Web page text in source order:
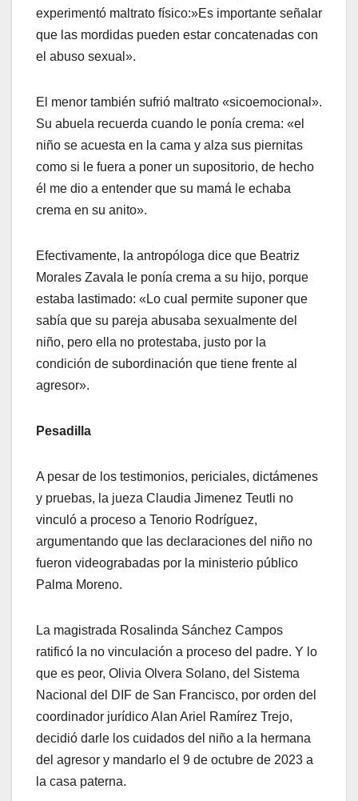
experimentó maltrato físico:»Es importante señalar
que las mordidas pueden estar concatenadas con
el abuso sexual».
El menor también sufrió maltrato «sicoemocional».
Su abuela recuerda cuando le ponía crema: «el
niño se acuesta en la cama y alza sus piernitas
como si le fuera a poner un supositorio, de hecho
él me dio a entender que su mamá le echaba
crema en su anito».
Efectivamente, la antropóloga dice que Beatriz
Morales Zavala le ponía crema a su hijo, porque
estaba lastimado: «Lo cual permite suponer que
sabía que su pareja abusaba sexualmente del
niño, pero ella no protestaba, justo por la
condición de subordinación que tiene frente al
agresor».
Pesadilla
A pesar de los testimonios, periciales, dictámenes
y pruebas, la jueza Claudia Jimenez Teutli no
vinculó a proceso a Tenorio Rodríguez,
argumentando que las declaraciones del niño no
fueron videograbadas por la ministerio público
Palma Moreno.
La magistrada Rosalinda Sánchez Campos
ratificó la no vinculación a proceso del padre. Y lo
que es peor, Olivia Olvera Solano, del Sistema
Nacional del DIF de San Francisco, por orden del
coordinador jurídico Alan Ariel Ramírez Trejo,
decidió darle los cuidados del niño a la hermana
del agresor y mandarlo el 9 de octubre de 2023 a
la casa paterna.